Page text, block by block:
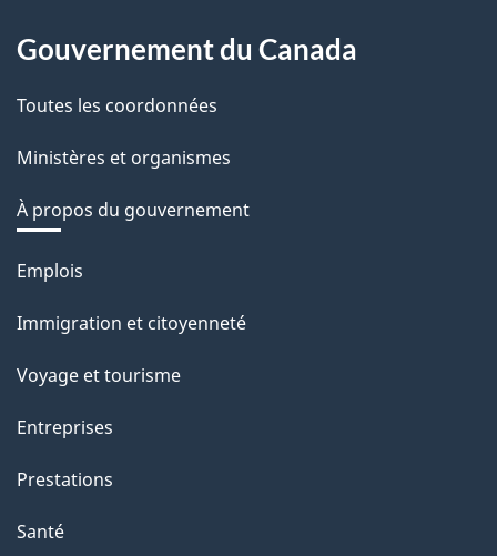
Gouvernement du Canada
Toutes les coordonnées
Ministères et organismes
À propos du gouvernement
Thèmes
sujets
Emplois
Immigration et citoyenneté
Voyage et tourisme
Entreprises
Prestations
Santé